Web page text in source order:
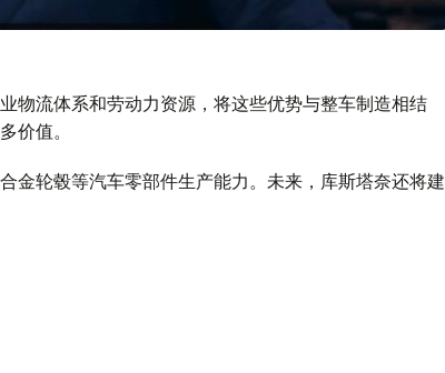
物流体系和劳动力资源，将这些优势与整车制造相结
价值。
金轮毂等汽车零部件生产能力。未来，库斯塔奈还将建